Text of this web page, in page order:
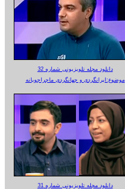
دانلود مجله تلویزیونی شماره 32
موضوع:ایرانگردی و جهانگردی ماجراجویانه
دانلود مجله تلویزیونی شماره 31